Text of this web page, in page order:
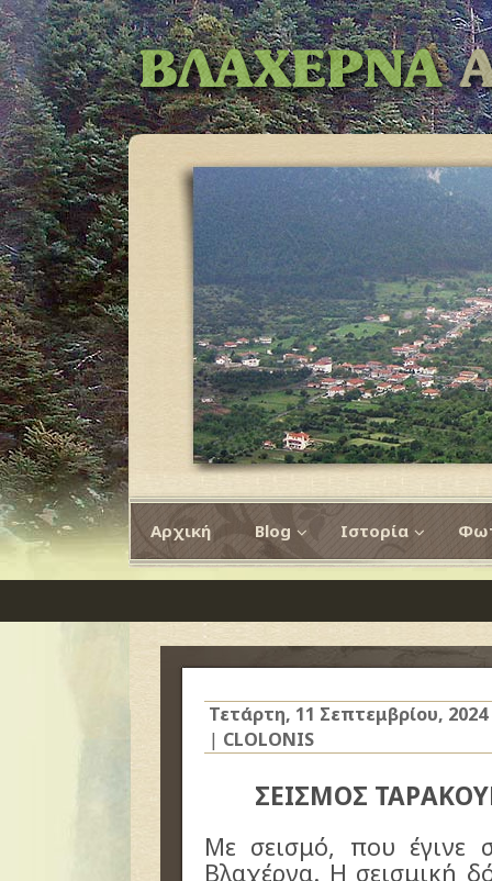
Αρχική Blog Ιστορία
Τετάρτη, 11 Σεπτεμβρίου, 2024
| CLOLONIS
ΣΕΙΣΜΟΣ
Με σεισμό, που έγινε
Βλαχέρνα. Η σεισμική